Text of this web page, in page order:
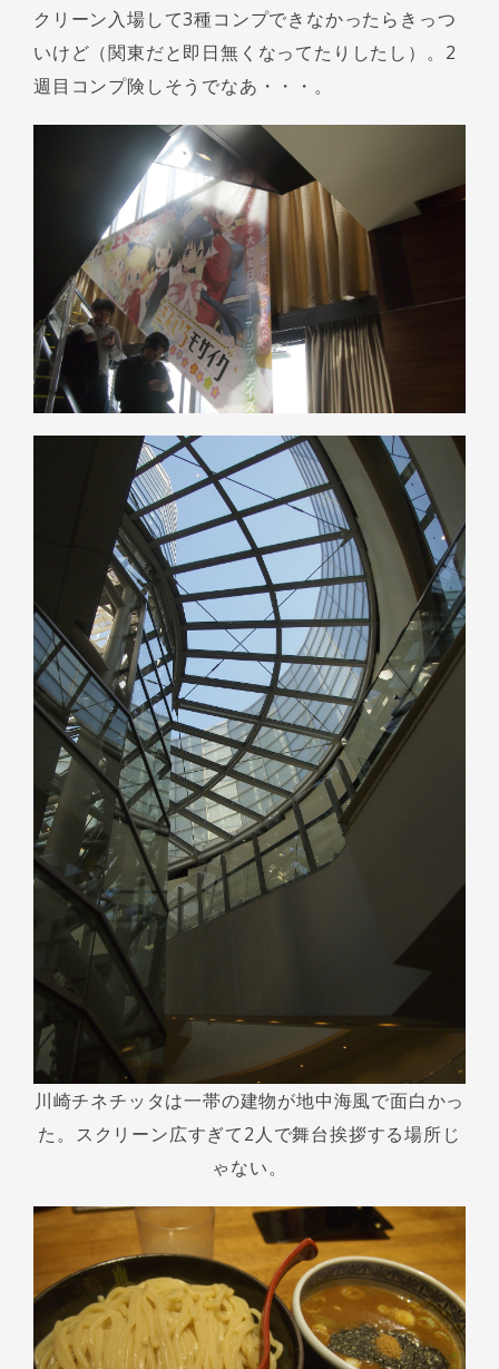
クリーン入場して3種コンプできなかったらきっつ
いけど（関東だと即日無くなってたりしたし）。2
週目コンプ険しそうでなあ・・・。
川崎チネチッタは一帯の建物が地中海風で面白かっ
た。スクリーン広すぎて2人で舞台挨拶する場所じ
ゃない。